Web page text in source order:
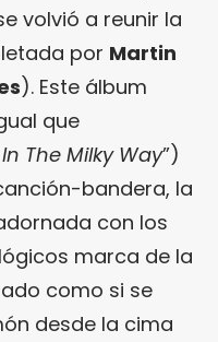
volvió a reunir la
por Martin
). Este álbum
que
The Milky Way”)
bandera, la
con los
marca de la
como si se
desde la cima